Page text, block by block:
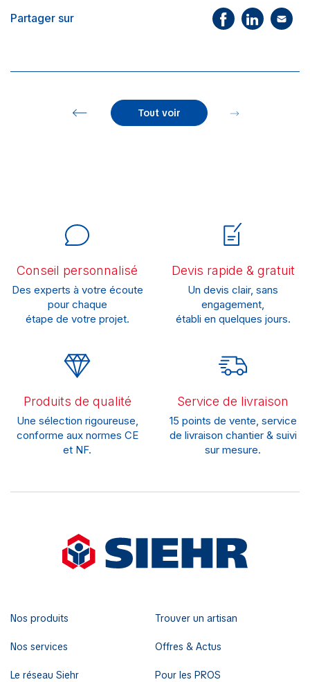
Partager sur
Tout voir
Conseil personnalisé
Des experts à votre écoute
pour chaque
étape de votre projet.
Devis rapide & gratuit
Un devis clair, sans
engagement,
établi en quelques jours.
Produits de qualité
Une sélection rigoureuse,
conforme aux normes CE
et NF.
Service de livraison
15 points de vente, service
de livraison chantier & suivi
sur mesure.
Nos produits
Nos services
Le réseau Siehr
Trouver un artisan
Offres & Actus
Pour les PROS